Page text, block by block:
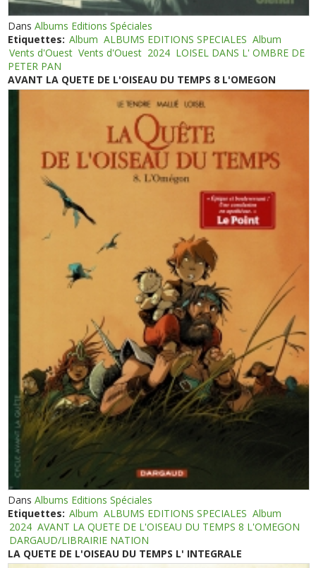
DansAlbums Editions Spéciales
Etiquettes: Album ALBUMS EDITIONS SPECIALES Album
Vents d'Ouest Vents d'Ouest 2024 LOISEL DANS L' OMBRE DE
PETER PAN
AVANT LA QUETE DE L'OISEAU DU TEMPS 8 L'OMEGON
DansAlbums Editions Spéciales
Etiquettes: Album ALBUMS EDITIONS SPECIALES Album
2024 AVANT LA QUETE DE L'OISEAU DU TEMPS 8 L'OMEGON
DARGAUD/LIBRAIRIE NATION
LA QUETE DE L'OISEAU DU TEMPS L' INTEGRALE